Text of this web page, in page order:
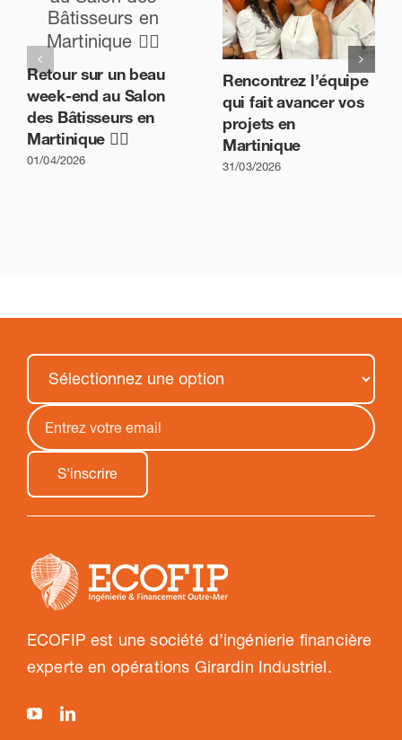
Retour sur un beau
week-end au Salon
des Bâtisseurs en
Martinique 👷‍♂️
01/04/2026
Rencontrez l’équipe
qui fait avancer vos
projets en
Martinique
31/03/2026
ECOFIP est une société d’ingénierie financière
experte en opérations Girardin Industriel.